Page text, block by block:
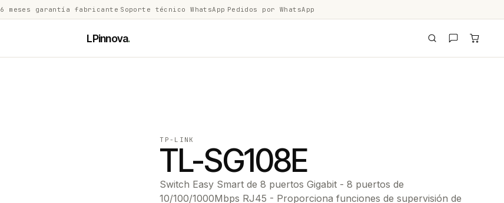
6 meses garantía fabricante Soporte técnico WhatsApp Pedidos por WhatsApp
LPinnova.
TP-LINK
TL-SG108E
Switch Easy Smart de 8 puertos Gigabit - 8 puertos de
10/100/1000Mbps RJ45 - Proporciona funciones de supervisión de